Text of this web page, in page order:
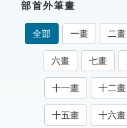
成語故事
索引選單
知識索引
單字索引
生命大百科索引
部首外筆畫
全部 一畫 二畫
六畫 七畫
十一畫 十二畫
十五畫 十六畫